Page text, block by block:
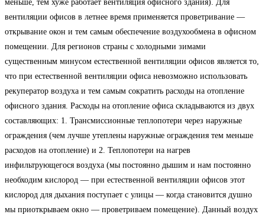
меньше, тем хуже работает вентиляция офисного здания). Для
вентиляции офисов в летнее время применяется проветривание —
открывание окон и тем самым обеспечение воздухообмена в офисном
помещении. Для регионов страны с холодными зимами
существенным минусом естественной вентиляции офисов является то,
что при естественной вентиляции офиса невозможно использовать
рекуператор воздуха и тем самым сократить расходы на отопление
офисного здания. Расходы на отопление офиса складываются из двух
составляющих: 1. Трансмиссионные теплопотери через наружные
ограждения (чем лучше утеплены наружные ограждения тем меньше
расходов на отопление) и 2. Теплопотери на нагрев
инфильтрующегося воздуха (мы постоянно дышим и нам постоянно
необходим кислород — при естественной вентиляции офисов этот
кислород для дыхания поступает с улицы — когда становится душно
мы приоткрываем окно — проветриваем помещение). Данный воздух